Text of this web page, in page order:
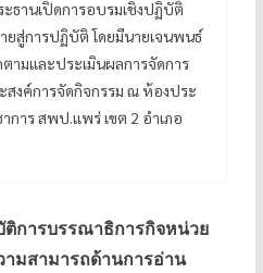
ธานเปิดการอบรมเชิงปฏิบัติ
สู่การปฏิบัติ โดยมีนายเจนพนธ์
ามและประเมินผลการจัดการ
สงค์การจัดกิจกรรม ณ ห้องประ
าร สพป.แพร่ เขต 2 อำเภอ
ติการบรรณาธิการกิจหน่วย
มสามารถด้านการอ่าน